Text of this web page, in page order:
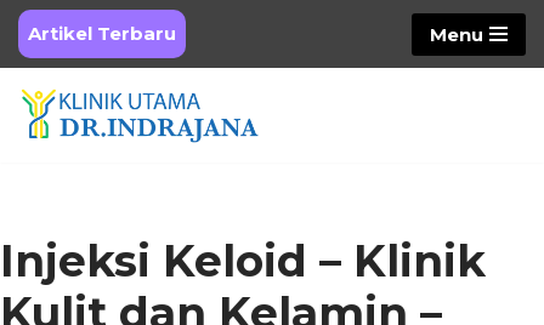
Skip
to
content
Artikel Terbaru Menu
Injeksi Keloid – Klinik
Kulit dan Kelamin –